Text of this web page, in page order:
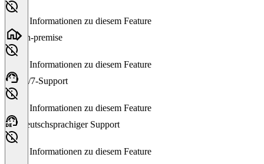
Keine Informationen zu diesem Feature
On-premise
Keine Informationen zu diesem Feature
24/7-Support
Keine Informationen zu diesem Feature
Deutschsprachiger Support
Keine Informationen zu diesem Feature